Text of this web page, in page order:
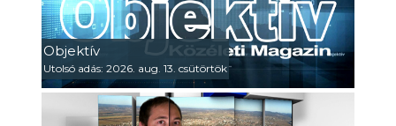
Objektív
Utolsó adás: 2026. aug. 13. csütörtök